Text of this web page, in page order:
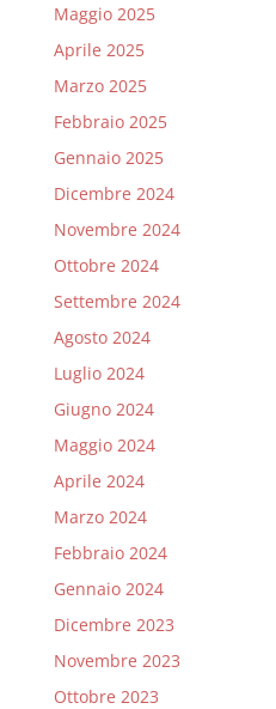
Maggio 2025
Aprile 2025
Marzo 2025
Febbraio 2025
Gennaio 2025
Dicembre 2024
Novembre 2024
Ottobre 2024
Settembre 2024
Agosto 2024
Luglio 2024
Giugno 2024
Maggio 2024
Aprile 2024
Marzo 2024
Febbraio 2024
Gennaio 2024
Dicembre 2023
Novembre 2023
Ottobre 2023